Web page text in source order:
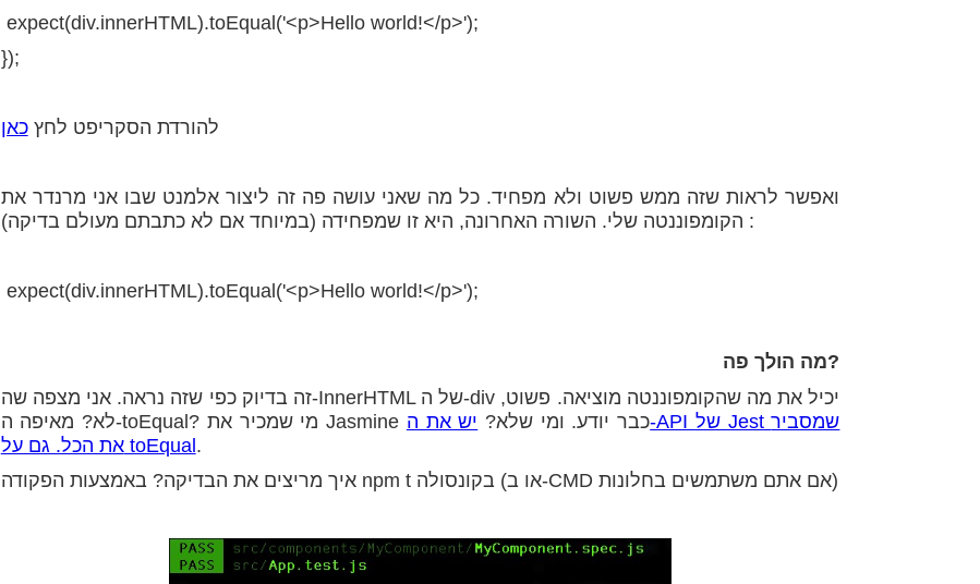
expect(div.innerHTML).toEqual('<p>Hello world!</p>');
});
להורדת הסקריפט לחץכאן
ואפשר לראות שזה ממש פשוט ולא מפחיד. כל מה שאני עושה פה זה ליצור אלמנט שבו אני מרנדר את
הקומפוננטה שלי. השורה האחרונה, היא זו שמפחידה (במיוחד אם לא כתבתם מעולם בדיקה) :
expect(div.innerHTML).toEqual('<p>Hello world!</p>');
?מה הולך פה
זה בדיוק כפי שזה נראה. אני מצפה שה-InnerHTML של ה-div יכיל את מה שהקומפוננטה מוציאה. פשוט,
לא? מאיפה ה-toEqual? מי שמכיר את Jasmine כבר יודע. ומי שלא? יש את ה-API של Jest שמסביר
את הכל. גם על toEqual .
איך מריצים את הבדיקה? באמצעות הפקודה npm t בקונסולה (או ב-CMD אם אתם משתמשים בחלונות)